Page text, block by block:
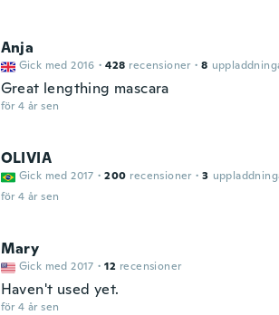
Anja
Gick med 2016 · 428 recensioner · 8
Great lengthing mascara
för 4 år sen
OLIVIA
Gick med 2017 · 200 recensioner · 3
för 4 år sen
Mary
Gick med 2017 · 12 recensioner
Haven't used yet.
för 4 år sen